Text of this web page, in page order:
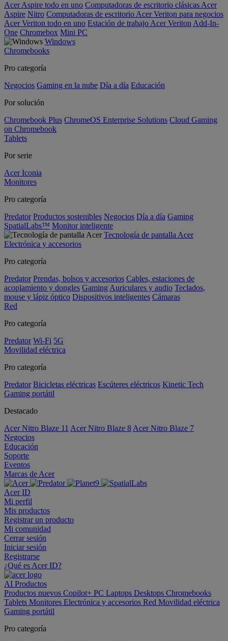
Acer Aspire todo en uno Computadoras de escritorio clásicas Acer
Aspire Nitro Computadoras de escritorio Acer Veriton para negocios
Acer Veriton todo en uno Estación de trabajo Acer Veriton Add-In-
One Chromebox Mini PC
Windows
Chromebooks
Pro categoría
Negocios Gaming en la nube Día a día Educación
Por solución
Chromebook Plus ChromeOS Enterprise Solutions Cloud Gaming
on Chromebook
Tablets
Por serie
Acer Iconia
Monitores
Pro categoría
Predator Productos sostenibles Negocios Día a día Gaming
SpatialLabs™ Monitor inteligente
Tecnología de pantalla Acer
Electrónica y accesorios
Pro categoría
Predator Prendas, bolsos y accesorios Cables, estaciones de
acoplamiento y dongles Gaming Auriculares y audio Teclados,
mouse y lápiz óptico Dispositivos inteligentes Cámaras
Red
Pro categoría
Predator Wi-Fi 5G
Movilidad eléctrica
Pro categoría
Predator Bicicletas eléctricas Escúteres eléctricos Kinetic Tech
Gaming portátil
Destacado
Acer Nitro Blaze 11 Acer Nitro Blaze 8 Acer Nitro Blaze 7
Negocios
Educación
Soporte
Eventos
Marcas de Acer
Acer ID
Mi perfil
Mis productos
Registrar un producto
Mi comunidad
Cerrar sesión
Iniciar sesión
Registrarse
¿Qué es Acer ID?
AI Productos
Productos nuevos Copilot+ PC Laptops Desktops Chromebooks
Tablets Monitores Electrónica y accesorios Red Movilidad eléctrica
Gaming portátil
Pro categoría